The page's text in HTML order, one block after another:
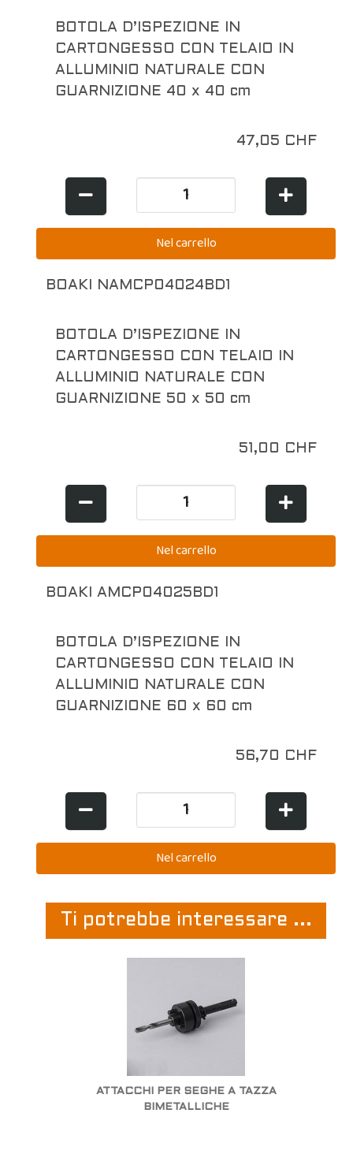
BOTOLA D’ISPEZIONE IN
CARTONGESSO CON TELAIO IN
ALLUMINIO NATURALE CON
GUARNIZIONE 40 x 40 cm
47,05 CHF
BOAKI NAMCP04024BD1
BOTOLA D’ISPEZIONE IN
CARTONGESSO CON TELAIO IN
ALLUMINIO NATURALE CON
GUARNIZIONE 50 x 50 cm
51,00 CHF
BOAKI AMCP04025BD1
BOTOLA D’ISPEZIONE IN
CARTONGESSO CON TELAIO IN
ALLUMINIO NATURALE CON
GUARNIZIONE 60 x 60 cm
56,70 CHF
Ti potrebbe interessare ...
ATTACCHI PER SEGHE A TAZZA
BIMETALLICHE